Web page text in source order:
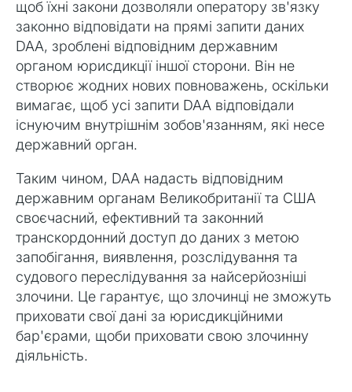
щоб їхні закони дозволяли оператору зв'язку
законно відповідати на прямі запити даних
DAA, зроблені відповідним державним
органом юрисдикції іншої сторони. Він не
створює жодних нових повноважень, оскільки
вимагає, щоб усі запити DAA відповідали
існуючим внутрішнім зобов'язанням, які несе
державний орган.
Таким чином, DAA надасть відповідним
державним органам Великобританії та США
своєчасний, ефективний та законний
транскордонний доступ до даних з метою
запобігання, виявлення, розслідування та
судового переслідування за найсерйозніші
злочини. Це гарантує, що злочинці не зможуть
приховати свої дані за юрисдикційними
бар'єрами, щоби приховати свою злочинну
діяльність.